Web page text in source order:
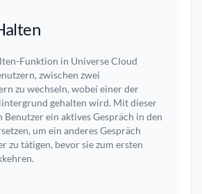
Funktion in Universe Cloud
zwischen zwei
zu wechseln, wobei einer der
gehalten wird. Mit dieser
Benutzer ein aktives Gespräch in den
um ein anderes Gespräch
zu tätigen, bevor sie zum ersten